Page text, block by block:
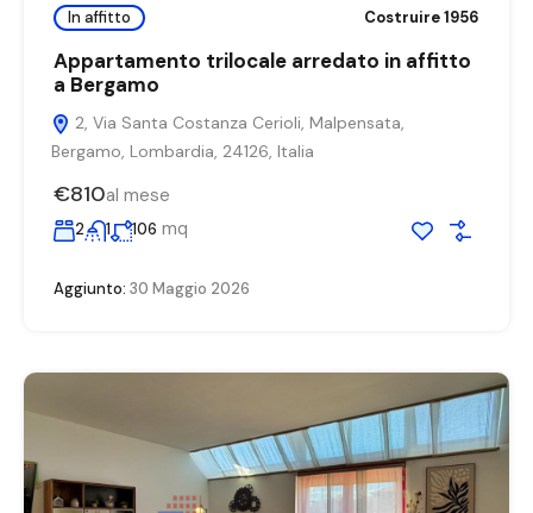
In affitto Costruire 1956
Appartamento trilocale arredato in affitto
a Bergamo
2, Via Santa Costanza Cerioli, Malpensata,
Bergamo, Lombardia, 24126, Italia
€810al mese
2 1 106 mq
Aggiunto: 30 Maggio 2026